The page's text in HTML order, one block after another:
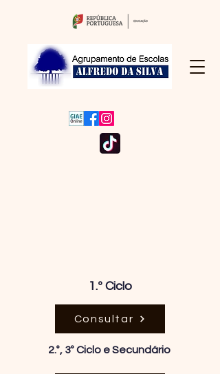
1.º Ciclo
Consultar
2.º, 3º Ciclo e Secundário